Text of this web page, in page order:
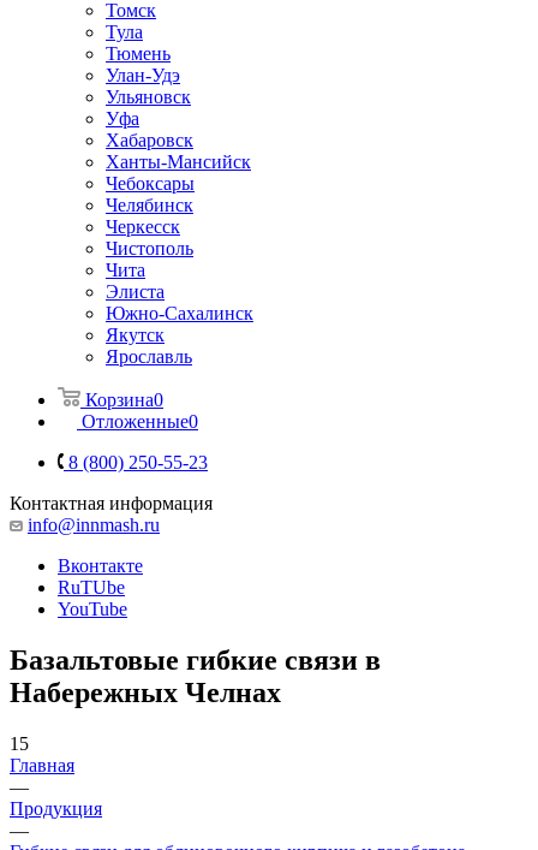
Томск
Тула
Тюмень
Улан-Удэ
Ульяновск
Уфа
Хабаровск
Ханты-Мансийск
Чебоксары
Челябинск
Черкесск
Чистополь
Чита
Элиста
Южно-Сахалинск
Якутск
Ярославль
Корзина0
Отложенные0
8 (800) 250-55-23
Контактная информация
info@innmash.ru
Вконтакте
RuTUbe
YouTube
Базальтовые гибкие связи в
Набережных Челнах
15
Главная
—
Продукция
—